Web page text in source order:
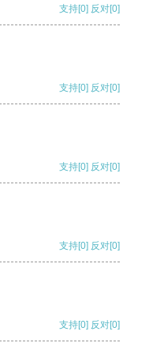
支持[0] 反对[0]
支持[0] 反对[0]
支持[0] 反对[0]
支持[0] 反对[0]
支持[0] 反对[0]